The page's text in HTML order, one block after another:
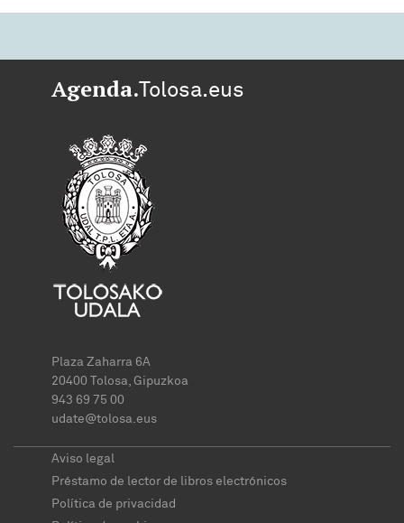
Agenda.Tolosa.eus
Plaza Zaharra 6A
20400 Tolosa, Gipuzkoa
943 69 75 00
udate@tolosa.eus
Aviso legal
Préstamo de lector de libros electrónicos
Política de privacidad